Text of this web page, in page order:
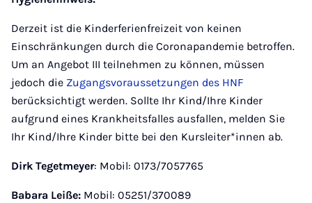
Derzeit ist die Kinderferienfreizeit von keinen
Einschränkungen durch die Coronapandemie betroffen.
Um an Angebot III teilnehmen zu können, müssen
jedoch die Zugangsvoraussetzungen des HNF
berücksichtigt werden. Sollte Ihr Kind/Ihre Kinder
aufgrund eines Krankheitsfalles ausfallen, melden Sie
Ihr Kind/Ihre Kinder bitte bei den Kursleiter*innen ab.
Dirk Tegetmeyer: Mobil: 0173/7057765
Babara Leiße: Mobil: 05251/370089